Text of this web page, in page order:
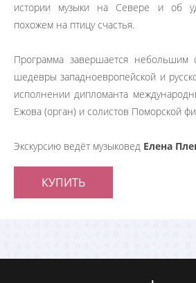
истории музыки на Севере и об
похожем на птицу счастья.
Программа завершается небольшим
шедевры западноевропейской и
исполнении дипломанта
Ежова (орган) и солистов Поморской
Экскурсию ведёт музыковед Елена
КУПИТЬ